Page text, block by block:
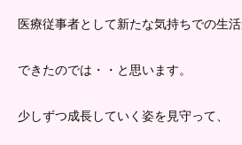
医療従事者として新たな気持ちでの生
できたのでは・・と思います。
少しずつ成長していく姿を見守って、